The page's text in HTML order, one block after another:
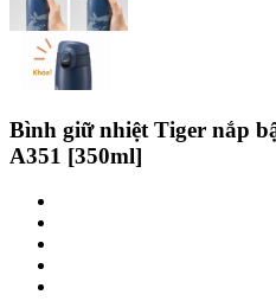
Bình giữ nhiệt Tiger nắp
A351 [350ml]